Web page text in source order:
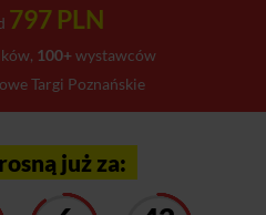
797 PLN
100+wystawców
Targi Poznańskie
już za: